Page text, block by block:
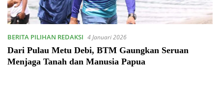
BERITA PILIHAN REDAKSI 4 Januari 2026
Dari Pulau Metu Debi, BTM Gaungkan Seruan
Menjaga Tanah dan Manusia Papua